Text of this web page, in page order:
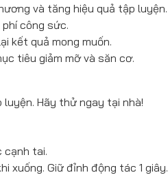
và tăng hiệu quả tập luyện.
công sức.
kết quả mong muốn.
tiêu giảm mỡ và săn cơ.
Hãy thử ngay tại nhà!
cạnh tai.
xuống. Giữ đỉnh động tác 1 giây.